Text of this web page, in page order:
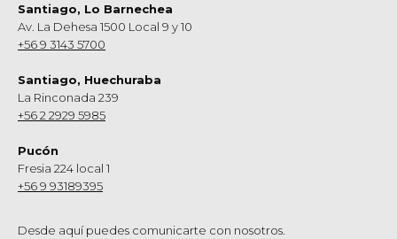
Santiago, Lo Barnechea
Av. La Dehesa 1500 Local 9 y 10
+56 9 3143 5700
Santiago, Huechuraba
La Rinconada 239
+56 2 2929 5985
Pucón
Fresia 224 local 1
+56 9 93189395
Desde aquí puedes comunicarte con nosotros.